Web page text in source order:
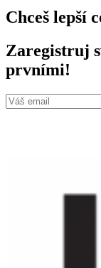
Chceš lepší
Zaregistruj
prvními!